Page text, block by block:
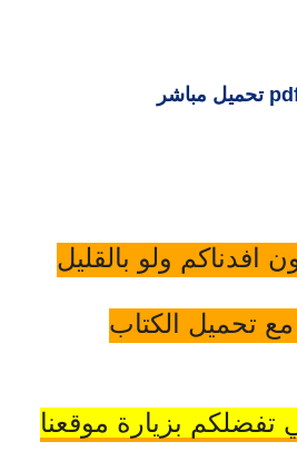
افدناكم ولو بالقليل
تحميل الكتاب
بزيارة موقعنا